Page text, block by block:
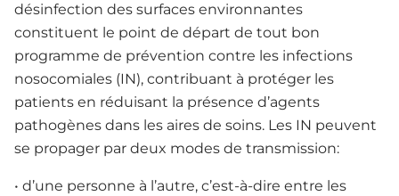
désinfection des surfaces environnantes
constituent le point de départ de tout bon
programme de prévention contre les infections
nosocomiales (IN), contribuant à protéger les
patients en réduisant la présence d’agents
pathogènes dans les aires de soins. Les IN peuvent
se propager par deux modes de transmission:
• d’une personne à l’autre, c’est-à-dire entre les